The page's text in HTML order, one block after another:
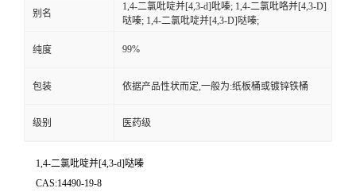
别名
1,4-二氯吡啶并[4,3-d]吡嗪; 1,4-二氯吡咯并[4,3-D]
哒嗪; 1,4-二氯吡啶并[4,3-D]哒嗪;
纯度 99%
包装 依据产品性状而定,一般为:纸板桶或镀锌铁桶
级别 医药级
1,4-二氯吡啶并[4,3-d]哒嗪
CAS:14490-19-8